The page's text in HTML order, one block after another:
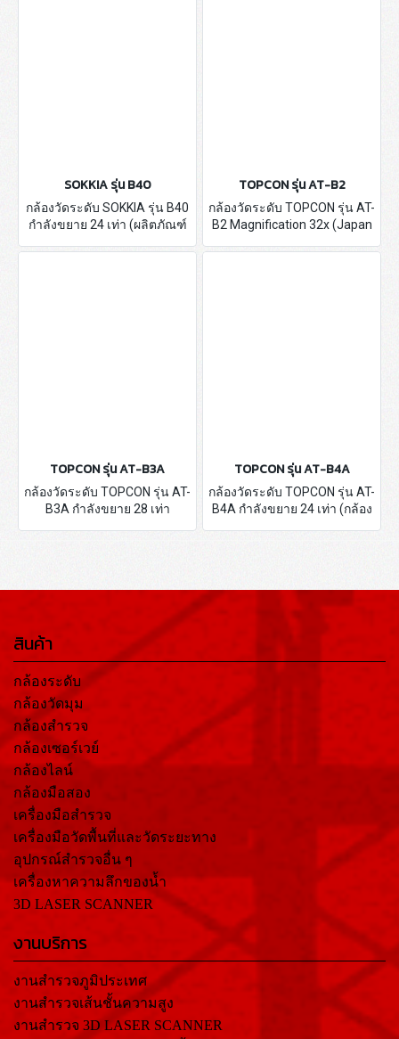
SOKKIA รุ่น B40
กล้องวัดระดับ SOKKIA รุ่น B40
กำลังขยาย 24 เท่า (ผลิตภัณฑ์
TOPCON รุ่น AT-B2
กล้องวัดระดับ TOPCON รุ่น AT-
B2 Magnification 32x (Japan
TOPCON รุ่น AT-B3A
กล้องวัดระดับ TOPCON รุ่น AT-
B3A กำลังขยาย 28 เท่า
TOPCON รุ่น AT-B4A
กล้องวัดระดับ TOPCON รุ่น AT-
B4A กำลังขยาย 24 เท่า (กล้อง
สินค้า
กล้องระดับ
กล้องวัดมุม
กล้องสำรวจ
กล้องเซอร์เวย์
กล้องไลน์
กล้องมือสอง
เครื่องมือสำรวจ
เครื่องมือวัดพื้นที่และวัดระยะทาง
อุปกรณ์สำรวจอื่น ๆ
เครื่องหาความลึกของน้ำ
3D LASER SCANNER
งานบริการ
งานสำรวจภูมิประเทศ
งานสำรวจเส้นชั้นความสูง
งานสำรวจ 3D LASER SCANNER